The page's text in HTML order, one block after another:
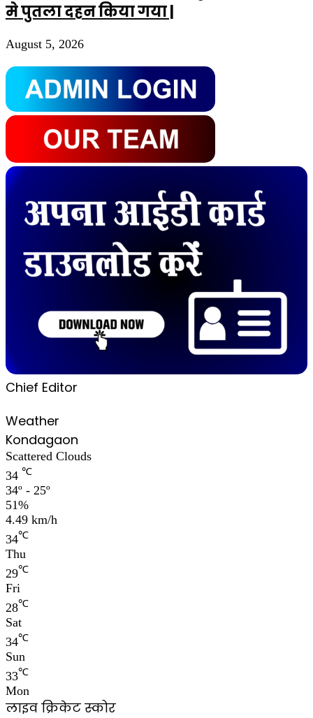
मे पुतला दहन किया गया |
August 5, 2026
Chief Editor
Weather
Kondagaon
Scattered Clouds
34 ℃
34º - 25º
51%
4.49 km/h
34℃
Thu
29℃
Fri
28℃
Sat
34℃
Sun
33℃
Mon
लाइव क्रिकेट स्कोर